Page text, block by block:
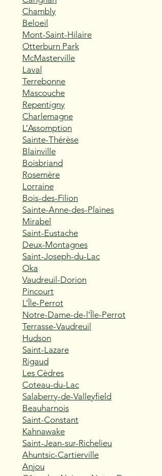
Chambly
Beloeil
Mont-Saint-Hilaire
Otterburn Park
McMasterville
Laval
Terrebonne
Mascouche
Repentigny
Charlemagne
L’Assomption
Sainte-Thérèse
Blainville
Boisbriand
Rosemère
Lorraine
Bois-des-Filion
Sainte-Anne-des-Plaines
Mirabel
Saint-Eustache
Deux-Montagnes
Saint-Joseph-du-Lac
Oka
Vaudreuil-Dorion
Pincourt
L’Île-Perrot
Notre-Dame-de-l’Île-Perrot
Terrasse-Vaudreuil
Hudson
Saint-Lazare
Rigaud
Les Cèdres
Coteau-du-Lac
Salaberry-de-Valleyfield
Beauharnois
Saint-Constant
Kahnawake
Saint-Jean-sur-Richelieu
Ahuntsic-Cartierville
Anjou